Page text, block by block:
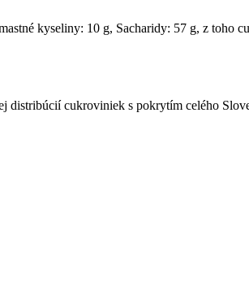
kyseliny: 10 g, Sacharidy: 57 g, z
cukroviniek s pokrytím celého